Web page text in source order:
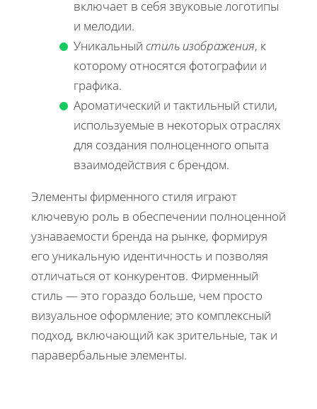
включает в себя звуковые логотипы
и мелодии.
Уникальный стиль изображения, к
которому относятся фотографии и
графика.
Ароматический и тактильный стили,
используемые в некоторых отраслях
для создания полноценного опыта
взаимодействия с брендом.
Элементы фирменного стиля играют
ключевую роль в обеспечении полноценной
узнаваемости бренда на рынке, формируя
его уникальную идентичность и позволяя
отличаться от конкурентов. Фирменный
стиль — это гораздо больше, чем просто
визуальное оформление; это комплексный
подход, включающий как зрительные, так и
паравербальные элементы.